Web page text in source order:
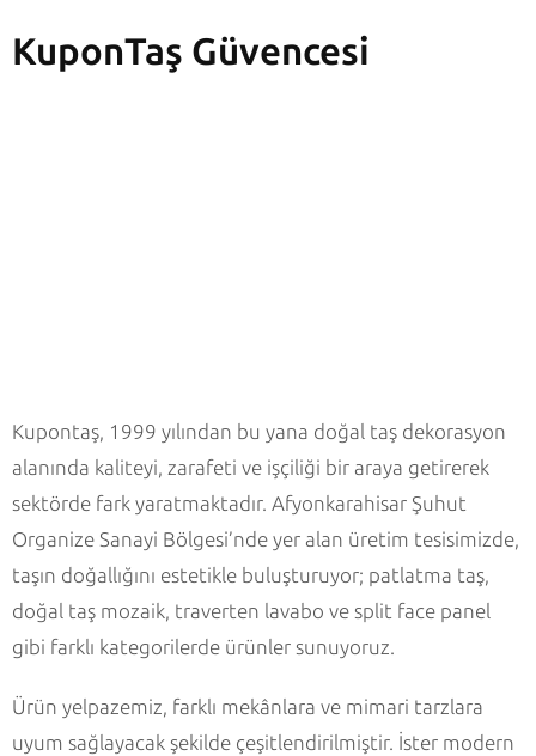
KuponTaş Güvencesi
Kupontaş, 1999 yılından bu yana doğal taş dekorasyon
alanında kaliteyi, zarafeti ve işçiliği bir araya getirerek
sektörde fark yaratmaktadır. Afyonkarahisar Şuhut
Organize Sanayi Bölgesi’nde yer alan üretim tesisimizde,
taşın doğallığını estetikle buluşturuyor; patlatma taş,
doğal taş mozaik, traverten lavabo ve split face panel
gibi farklı kategorilerde ürünler sunuyoruz.
Ürün yelpazemiz, farklı mekânlara ve mimari tarzlara
uyum sağlayacak şekilde çeşitlendirilmiştir. İster modern